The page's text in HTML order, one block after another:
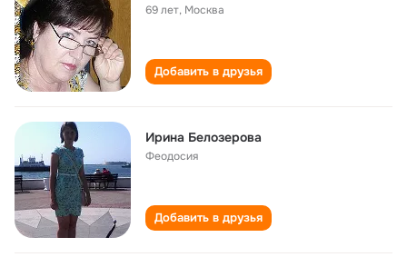
69 лет, Москва
Добавить в друзья
Ирина Белозерова
Феодосия
Добавить в друзья